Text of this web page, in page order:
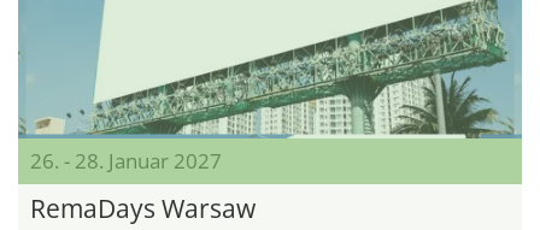
26. - 28. Januar 2027
RemaDays Warsaw